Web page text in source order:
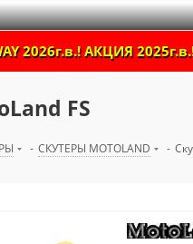
2026г.в.! АКЦИЯ
FS
- СКУТЕРЫ MOTOLAND -